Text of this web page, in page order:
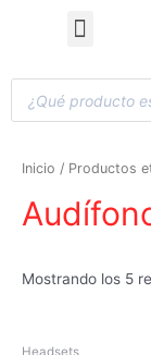
Inicio / Productos
Mostrando los 5
Headsets